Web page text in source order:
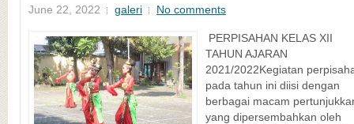
June 22, 2022 galeri No comments
PERPISAHAN KELAS XII
TAHUN AJARAN
2021/2022Kegiatan
pada tahun ini diisi dengan
berbagai macam
yang dipersembahkan oleh